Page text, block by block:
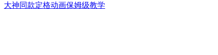
大神同款定格动画保姆级教学